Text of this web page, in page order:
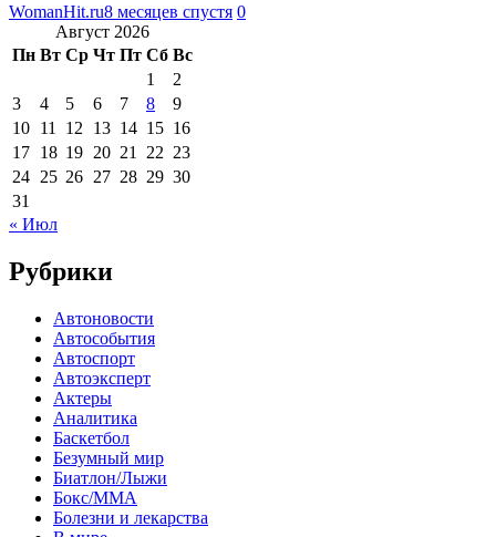
WomanHit.ru8 месяцев спустя 0
Август 2026
Пн Вт Ср Чт Пт Сб Вс
1
2
3
4 5 6 7 8
9
10 11 12 13 14 15 16
17 18 19 20 21 22 23
24 25 26 27 28 29 30
31
« Июл
Рубрики
Автоновости
Автособытия
Автоспорт
Автоэксперт
Актеры
Аналитика
Баскетбол
Безумный мир
Биатлон/Лыжи
Бокс/MMA
Болезни и лекарства